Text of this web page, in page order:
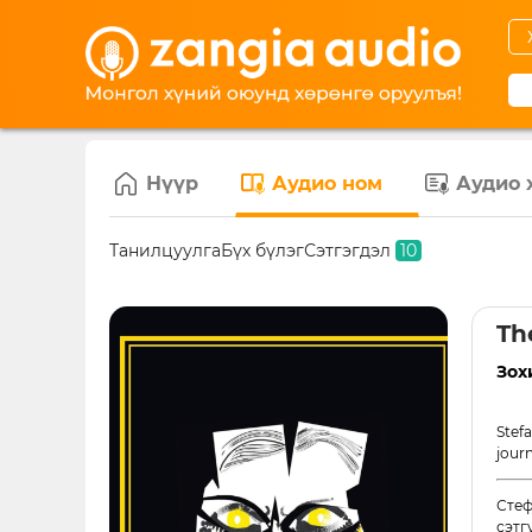
Нүүр Аудио ном Аудио
ТанилцуулгаБүх бүлэгСэтгэгдэл 10